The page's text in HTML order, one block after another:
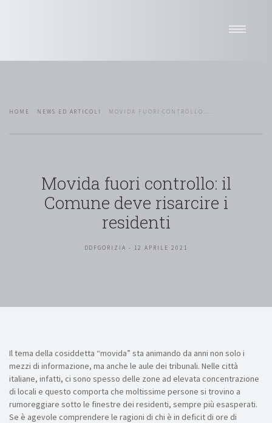
News
Pro bono
Selettore di lingua
HOME NEWS ED ARTICOLI MOVIDA FUORI CONTROLLO:...
Movida fuori controllo: il
Comune deve risarcire i
residenti
DDFGORIZIA - 12 APRILE 2021
Il tema della cosiddetta “movida” sta animando da anni non solo i
mezzi di informazione, ma anche le aule dei tribunali. Nelle città
italiane, infatti, ci sono spesso delle zone ad elevata concentrazione
di locali e questo comporta che moltissime persone si trovino a
rumoreggiare sotto le finestre dei residenti, sempre più esasperati.
Se è agevole comprendere le ragioni di chi è in deficit di ore di